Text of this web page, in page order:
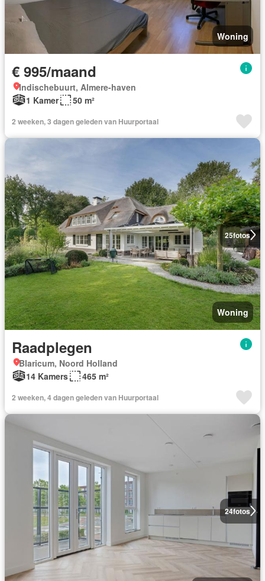
Woning
€ 995/maand
Indischebuurt, Almere-haven
1 Kamer
50 m²
2 weeken, 3 dagen geleden van Huurportaal
25fotos
Woning
Raadplegen
Blaricum, Noord Holland
14 Kamers
465 m²
2 weeken, 4 dagen geleden van Huurportaal
24fotos